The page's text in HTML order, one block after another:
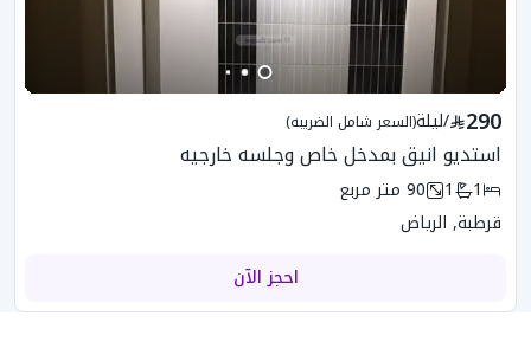
290
/ليلة(السعر شامل الضريبه)
استديو انيق بمدخل خاص وجلسه خارجيه
1
1
90 متر مربع
قرطبة, الرياض
احجز الآن